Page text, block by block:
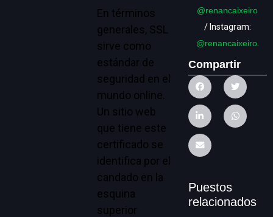
En términos
generales, SSL
sirve como
estándar de
seguridad en el
mundo online.
Un sitio web
que tiene este
certificado se
identifica por el
candado en la
esquina
superior
@renancaixeiro
/ Instagram:
@renancaixeiro.
Compartir
Puestos
relacionados